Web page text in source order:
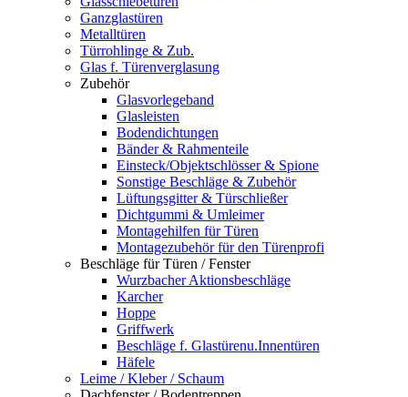
Ganzglastüren
Metalltüren
Türrohlinge & Zub.
Glas f. Türenverglasung
Zubehör
Glasvorlegeband
Glasleisten
Bodendichtungen
Bänder & Rahmenteile
Einsteck/Objektschlösser & Spione
Sonstige Beschläge & Zubehör
Lüftungsgitter & Türschließer
Dichtgummi & Umleimer
Montagehilfen für Türen
Montagezubehör für den Türenprofi
Beschläge für Türen / Fenster
Wurzbacher Aktionsbeschläge
Karcher
Hoppe
Griffwerk
Beschläge f. Glastürenu.Innentüren
Häfele
Leime / Kleber / Schaum